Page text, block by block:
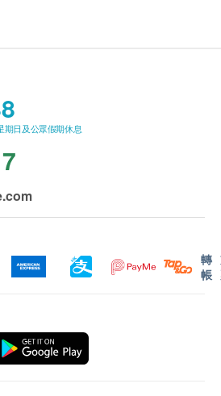
部酸痛
的肌肉酸痛, 肌肉疲勞, 提高運動
善肌肉緊張狀態。（告別小粗
長期久坐的上班族, 中老年人的
期日及公眾假期休息
轉
帳